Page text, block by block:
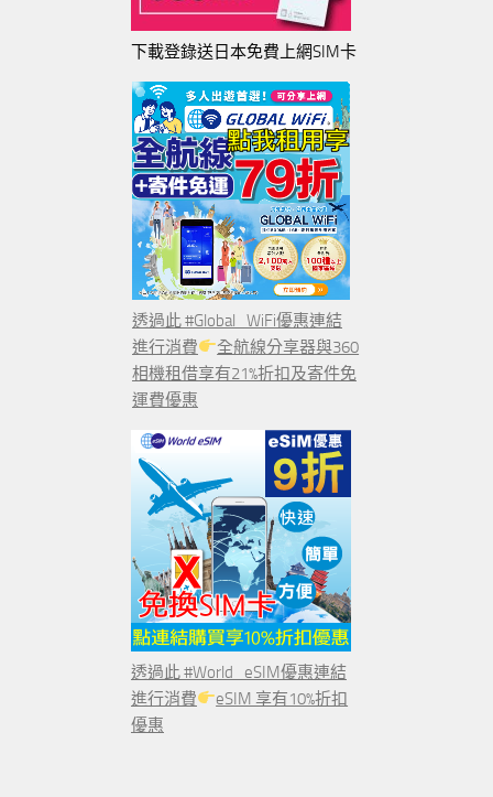
下載登錄送日本免費上網SIM卡
透過此 #Global_WiFi優惠連結
進行消費
全航線分享器與360
相機租借享有21%折扣及寄件免
運費優惠
透過此 #World_eSIM優惠連結
進行消費
eSIM 享有10%折扣
優惠